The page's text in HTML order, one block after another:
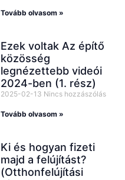
Tovább olvasom »
Ezek voltak Az építő
közösség
legnézettebb videói
2024-ben (1. rész)
2025-02-13 Nincs hozzászólás
Tovább olvasom »
Ki és hogyan fizeti
majd a felújítást?
(Otthonfelújítási